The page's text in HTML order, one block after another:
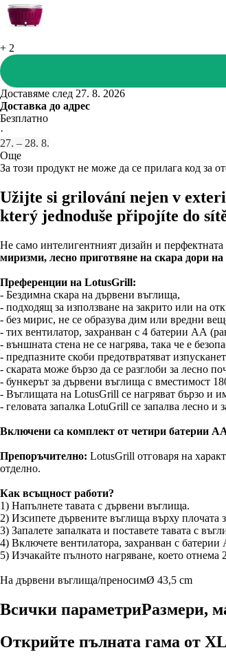
+ 2
Доставяме след 27. 8. 2026
Доставка до адрес
Безплатно
·
27. – 28. 8.
Още
За този продукт не може да се прилага код за
Užijte si grilování nejen v
který jednoduše připojíte do
Не само интелигентният дизайн и
миризми, лесно приготвяне на скара дори
Преференции на LotusGrill:
- Бездимна скара на дървени въглища,
- подходящ за използване на закрито или на
- без мирис, не се образува дим или вредни
- тих вентилатор, захранван с 4 батерии АА
- външната стена не се нагрява, така че е
- предпазните скоби предотвратяват
- скарата може бързо да се разглоби за лесно
- бункерът за дървени въглища с вместимост
- Въглищата на LotusGrill се нагряват бързо и
- геловата запалка LotuGrill се запалва лесно и
Включени са комплект от четири батерии
Препоръчително: LotusGrill отговаря на
отделно.
Как всъщност работи?
1) Напълнете тавата с дървени въглища.
2) Изсипете дървените въглища върху плочата
3) Запалете запалката и поставете тавата с
4) Включете вентилатора, захранван с
5) Изчакайте пълното нагряване, което отнема
На дървени въглища/преносимØ 43,5 cm
Всички параметриРазмери,
Открийте пълната гама от XL